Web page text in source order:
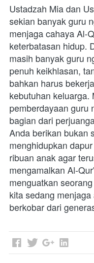
Ustadzah Mia dan
sekian banyak guru
menjaga cahaya Al-
keterbatasan hidup.
masih banyak guru
penuh keikhlasan,
bahkan harus
kebutuhan keluarga.
pemberdayaan guru
bagian dari
Anda berikan bukan
menghidupkan
ribuan anak agar
mengamalkan Al-
menguatkan
kita sedang
berkobar dari